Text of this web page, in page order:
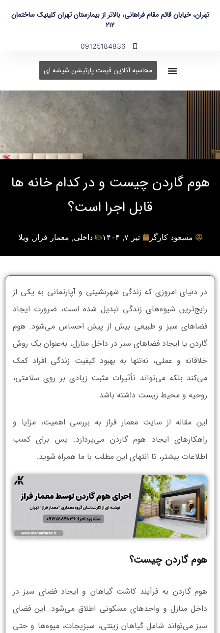
تهران، خیابان قائم مقام فراهانی، بالاتر از بیمارستان تهران کلینیک ساختمان
۲۱۲
09125184836
محاسبه آنلاین قیمت پارتیشن شیشه ای
هوم گاردن چیست و در کدام خانه ها
قابل اجرا است؟
مسعود کارگر تیر ۷, ۱۴۰۴ داخلی, معمار فراز, ویلا
در دنیای امروزی که زندگی شهرنشینی و آپارتمانی به یکی از
رایج‌ترین شیوه‌های زندگی تبدیل شده است، ضرورت ایجاد
فضاهای سبز و طبیعی بیش از پیش احساس می‌شود. هوم
گاردن یا ایجاد فضاهای سبز در داخل منازل، به‌عنوان یک روش
خلاقانه و عملی، نه‌تنها به بهبود کیفیت زندگی افراد کمک
می‌کند بلکه می‌تواند تأثیرات مثبت زیادی بر روی سلامتی،
روحیه و محیط زیست داشته باشد.
این مقاله از سایت معمار فراز به بررسی اهمیت، مزایا و
راهکارهای ایجاد هوم گاردن می‌پردازد. پس برای کسب
اطلاعات بیشتر، تا انتهای این مطلب با ما همراه شوید.
هوم گاردن چیست؟
هوم گاردن به فرآیند کاشت گیاهان و ایجاد فضای سبز در
داخل منازل و واحدهای مسکونی اطلاق می‌شود. این فضای
سبز می‌تواند شامل گیاهان زینتی، سبزیجات، میوه‌ها و حتی